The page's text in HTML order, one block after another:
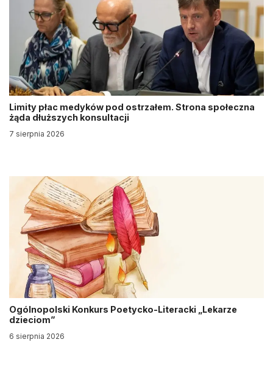
Limity płac medyków pod ostrzałem. Strona społeczna
żąda dłuższych konsultacji
7 sierpnia 2026
Ogólnopolski Konkurs Poetycko-Literacki „Lekarze
dzieciom”
6 sierpnia 2026